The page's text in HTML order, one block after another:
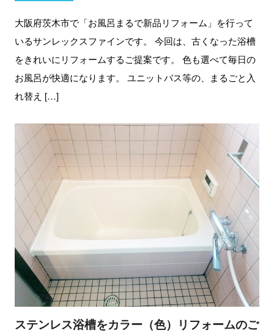
大阪府茨木市で「お風呂まるで新品リフォーム」を行って
いるサンレックスファインです。 今回は、古くなった浴槽
をきれいにリフォームするご提案です。 色も選べて毎日の
お風呂が快適になります。 ユニットバス等の、まるごと入
れ替え […]
ステンレス浴槽をカラー（色）リフォームのご